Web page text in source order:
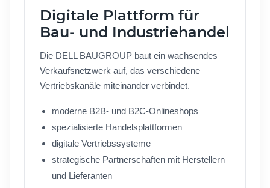
Digitale Plattform für
Bau- und Industriehandel
Die DELL BAUGROUP baut ein wachsendes
Verkaufsnetzwerk auf, das verschiedene
Vertriebskanäle miteinander verbindet.
moderne B2B- und B2C-Onlineshops
spezialisierte Handelsplattformen
digitale Vertriebssysteme
strategische Partnerschaften mit Herstellern
und Lieferanten